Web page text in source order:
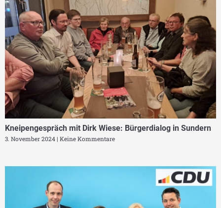
Kneipengespräch mit Dirk Wiese: Bürgerdialog in Sundern
3. November 2024 Keine Kommentare